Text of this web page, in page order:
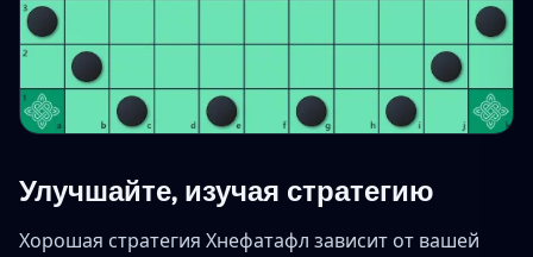
Улучшайте, изучая стратегию
Хорошая стратегия Хнефатафл зависит от вашей